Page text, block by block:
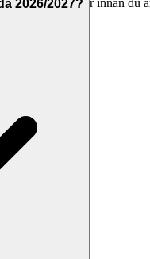
försäkringar innan du
2026/2027?